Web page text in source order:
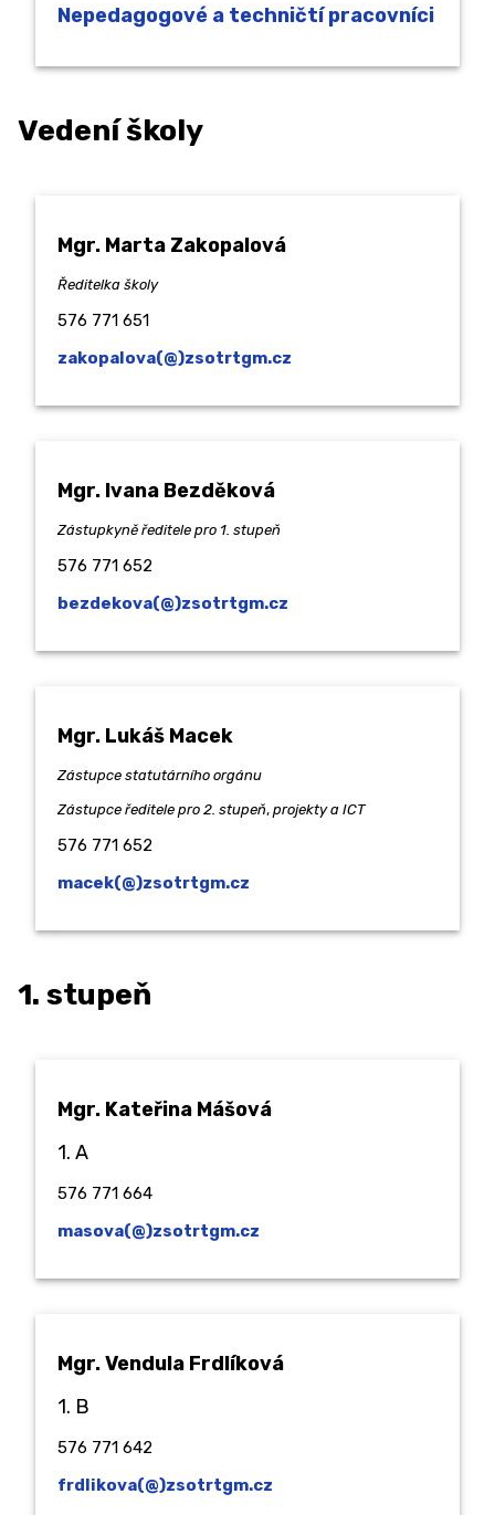
Speciální pedagog
Školní psycholožka
DRUŽINA A ŠKOLNÍ KLUB ↓
Družina
SVĚT VZDĚLÁNÍ
Nepedagogové a techničtí pracovníci
Vedení školy
Mgr. Marta Zakopalová
Ředitelka školy
576 771 651
zakopalova(@)zsotrtgm.cz
Mgr. Ivana Bezděková
Zástupkyně ředitele pro 1. stupeň
576 771 652
bezdekova(@)zsotrtgm.cz
Mgr. Lukáš Macek
Zástupce statutárního orgánu
Zástupce ředitele pro 2. stupeň, projekty a ICT
576 771 652
macek(@)zsotrtgm.cz
1. stupeň
Mgr. Kateřina Mášová
1. A
576 771 664
masova(@)zsotrtgm.cz
Mgr. Vendula Frdlíková
1. B
576 771 642
frdlikova(@)zsotrtgm.cz